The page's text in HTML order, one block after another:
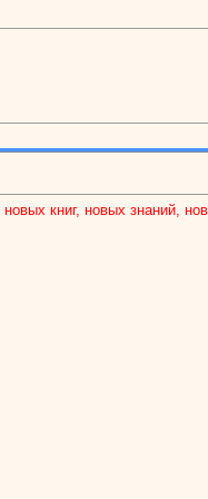
книг, новых знаний,